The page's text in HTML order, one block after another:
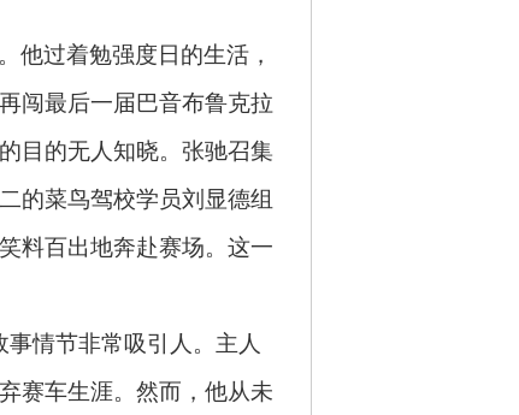
他过着勉强度日的生活，
闯最后一届巴音布鲁克拉
目的无人知晓。张驰召集
的菜鸟驾校学员刘显德组
料百出地奔赴赛场。这一
情节非常吸引人。主人
赛车生涯。然而，他从未